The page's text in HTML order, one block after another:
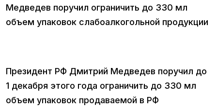
Медведев поручил ограничить до 330 мл
объем упаковок слабоалкогольной продукции
Президент РФ Дмитрий Медведев поручил до
1 декабря этого года ограничить до 330 мл
объем упаковок продаваемой в РФ